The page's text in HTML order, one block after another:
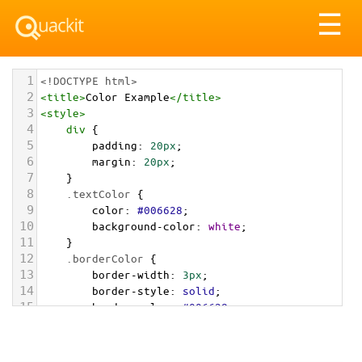
☰
1 <!DOCTYPE html>
2 <title>Color Example</title>
3 <style>
4 div {
5 padding: 20px;
6 margin: 20px;
7 }
8 .textColor {
9 color: #006628;
10 background-color: white;
11 }
12 .borderColor {
13 border-width: 3px;
14 border-style: solid;
15 border-color: #006628;